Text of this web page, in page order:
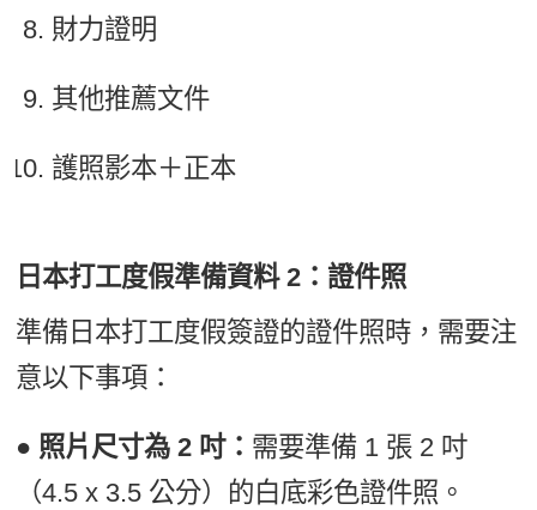
財力證明
其他推薦文件
護照影本＋正本
日本打工度假準備資料 2：證件照
準備日本打工度假簽證的證件照時，需要注
意以下事項：
● 照片尺寸為 2 吋： 需要準備 1 張 2 吋
（4.5 x 3.5 公分）的白底彩色證件照。